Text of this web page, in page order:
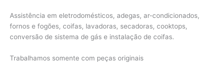
Assistência em eletrodomésticos, adegas, ar-condicionados,
fornos e fogões, coifas, lavadoras, secadoras, cooktops,
conversão de sistema de gás e instalação de coifas.
Trabalhamos somente com peças originais